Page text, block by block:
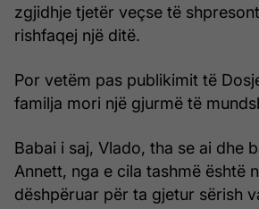
zgjidhje tjetër veçse të
rishfaqej një ditë.
Por vetëm pas publikimit të
familja mori një gjurmë të
Babai i saj, Vlado, tha se ai dhe
Annett, nga e cila tashmë është
dëshpëruar për ta gjetur sërish